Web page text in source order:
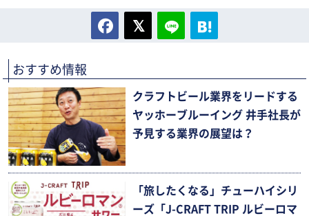
おすすめ情報
クラフトビール業界をリードする
ヤッホーブルーイング 井手社長が
予見する業界の展望は？
「旅したくなる」チューハイシリ
ーズ「J-CRAFT TRIP ルビーロマ